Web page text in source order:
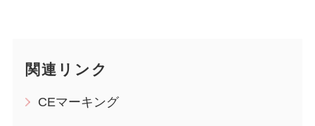
関連リンク
CEマーキング